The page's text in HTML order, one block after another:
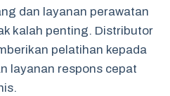
dan layanan perawatan
kalah penting. Distributor
pelatihan kepada
layanan respons cepat